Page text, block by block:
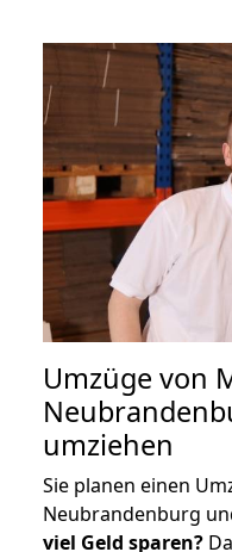
Umzüge von
umziehen
Sie planen einen
Neubrandenburg
viel Geld sparen?